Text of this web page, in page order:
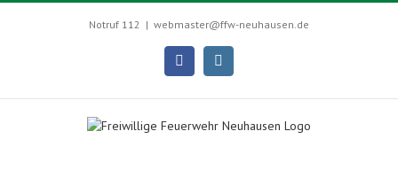
Skip
Notruf 112 | webmaster@ffw-neuhausen.de
Facebook